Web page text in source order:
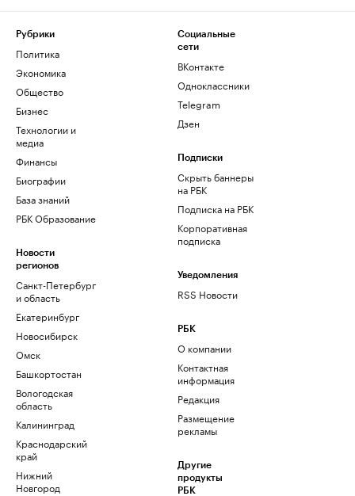
Рубрики
Политика
Экономика
Общество
Бизнес
Технологии и
медиа
Финансы
Биографии
База знаний
РБК Образование
Новости
регионов
Санкт-Петербург
и область
Екатеринбург
Новосибирск
Омск
Башкортостан
Вологодская
область
Калининград
Краснодарский
край
Нижний
Новгород
Социальные
сети
ВКонтакте
Одноклассники
Telegram
Дзен
Подписки
Скрыть баннеры
на РБК
Подписка на РБК
Корпоративная
подписка
Уведомления
RSS Новости
РБК
О компании
Контактная
информация
Редакция
Размещение
рекламы
Другие
продукты
РБК